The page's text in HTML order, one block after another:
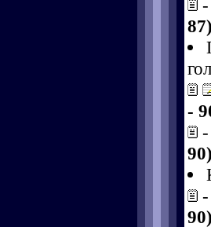
-
87)
-
-
90)
-
90)